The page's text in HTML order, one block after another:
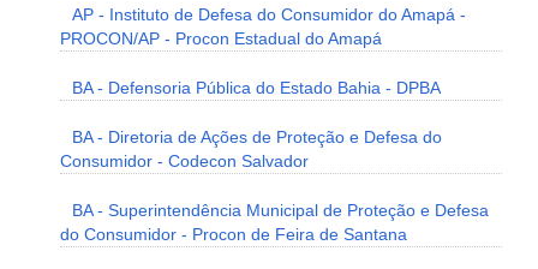
AP - Instituto de Defesa do Consumidor do Amapá -
PROCON/AP - Procon Estadual do Amapá
BA - Defensoria Pública do Estado Bahia - DPBA
BA - Diretoria de Ações de Proteção e Defesa do
Consumidor - Codecon Salvador
BA - Superintendência Municipal de Proteção e Defesa
do Consumidor - Procon de Feira de Santana